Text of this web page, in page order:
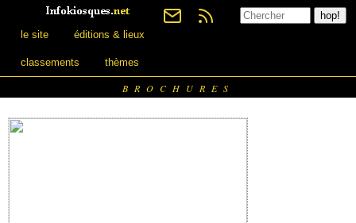
le site éditions & lieux
classements thèmes
BROCHURES